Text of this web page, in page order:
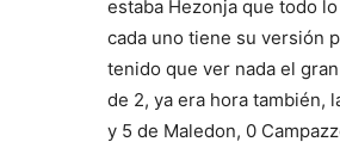
estaba Hezonja que todo
cada uno tiene su versión
tenido que ver nada el
de 2, ya era hora también,
y 5 de Maledon, 0